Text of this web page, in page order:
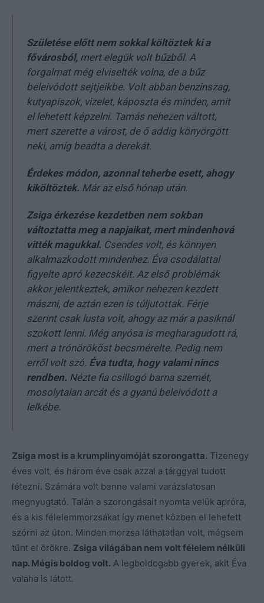
Születése előtt nem sokkal költöztek ki a
fővárosból, mert elegük volt bűzből. A
forgalmat még elviselték volna, de a bűz
beleivódott sejtjeikbe. Volt abban benzinszag,
kutyapiszok, vizelet, káposzta és minden, amit
el lehetett képzelni. Tamás nehezen váltott,
mert szerette a várost, de ő addig könyörgött
neki, amíg beadta a derekát.
Érdekes módon, azonnal teherbe esett, ahogy
kiköltöztek. Már az első hónap után.
Zsiga érkezése kezdetben nem sokban
változtatta meg a napjaikat, mert mindenhová
vitték magukkal. Csendes volt, és könnyen
alkalmazkodott mindenhez. Éva csodálattal
figyelte apró kezecskéit. Az első problémák
akkor jelentkeztek, amikor nehezen kezdett
mászni, de aztán ezen is túljutottak. Férje
szerint csak lusta volt, ahogy az már a pasiknál
szokott lenni. Még anyósa is megharagudott rá,
mert a trónörököst becsmérelte. Pedig nem
erről volt szó. Éva tudta, hogy valami nincs
rendben. Nézte fia csillogó barna szemét,
mosolytalan arcát és a gyanú beleivódott a
lelkébe.
Zsiga most is a krumplinyomóját szorongatta. Tizenegy
éves volt, és három éve csak azzal a tárggyal tudott
létezni. Számára volt benne valami varázslatosan
megnyugtató. Talán a szorongásait nyomta velük apróra,
és a kis félelemmorzsákat így menet közben el lehetett
szórni az úton. Minden morzsa láthatatlan volt, mégsem
tűnt el örökre. Zsiga világában nem volt félelem nélküli
nap. Mégis boldog volt. A legboldogabb gyerek, akit Éva
valaha is látott.